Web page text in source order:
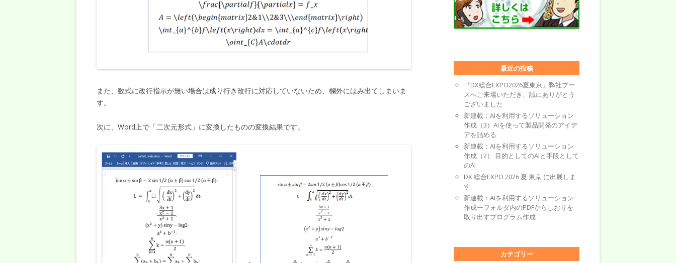
また、数式に改行指示が無い場合は成り行き改行に対応していないため、欄外にはみ出てしまいま
す。
次に、Word上で「二次元形式」に変換したものの変換結果です。
最近の投稿
『DX総合EXPO2026夏東京』弊社ブー
スへご来場いただき、誠にありがとう
ございました
新連載：AIを利用するソリューション
作成（3）AIを使って製品開発のアイデ
アを詰める
新連載：AIを利用するソリューション
作成（2） 目的としてのAIと手段として
のAI
DX 総合EXPO 2026 夏 東京 に出展しま
す
新連載：AIを利用するソリューション
作成ーフォルダ内のPDFからしおりを
取り出すプログラム作成
カテゴリー